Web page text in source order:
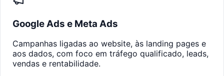
Google Ads e Meta Ads
Campanhas ligadas ao website, às landing pages e
aos dados, com foco em tráfego qualificado, leads,
vendas e rentabilidade.